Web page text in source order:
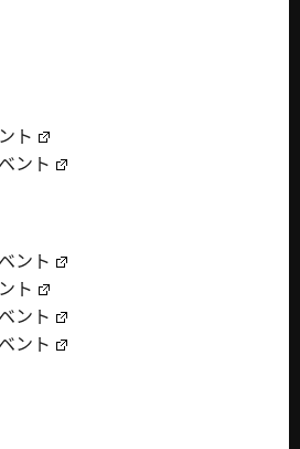
ト
ント
ント
ト
ント
ント